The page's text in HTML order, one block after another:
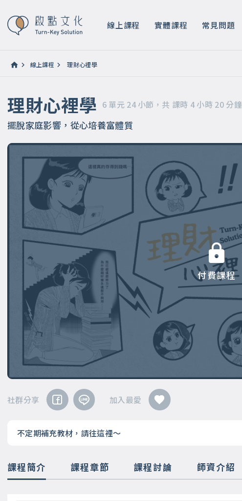
線上課程 實體課程 常見問題
6 單元 24 小節，共 課時 4 小時 20 分鐘
線上課程 理財心裡學
理財心裡學 6 單元 24 小節，共 課時 4 小時 20 分鐘
擺脫家庭影響，從心培養富體質
付費課程
不定期補充教材，請往這裡～
社群分享 加入最愛
課程簡介 課程章節 課程討論 師資介紹